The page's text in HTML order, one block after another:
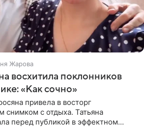
Жарова
восхитила поклонников
«Как сочно»
привела в восторг
снимком с отдыха. Татьяна
перед публикой в эффектном